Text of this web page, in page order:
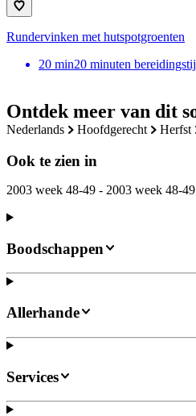
Ontdek meer van dit
nederlands hoofdgerecht herfst
Ook te zien in
2003 week 48-49 - 2003 week 48-49
Rundervinken met hutspotgroenten
20 min20 minuten
Boodschappen
Allerhande
Services